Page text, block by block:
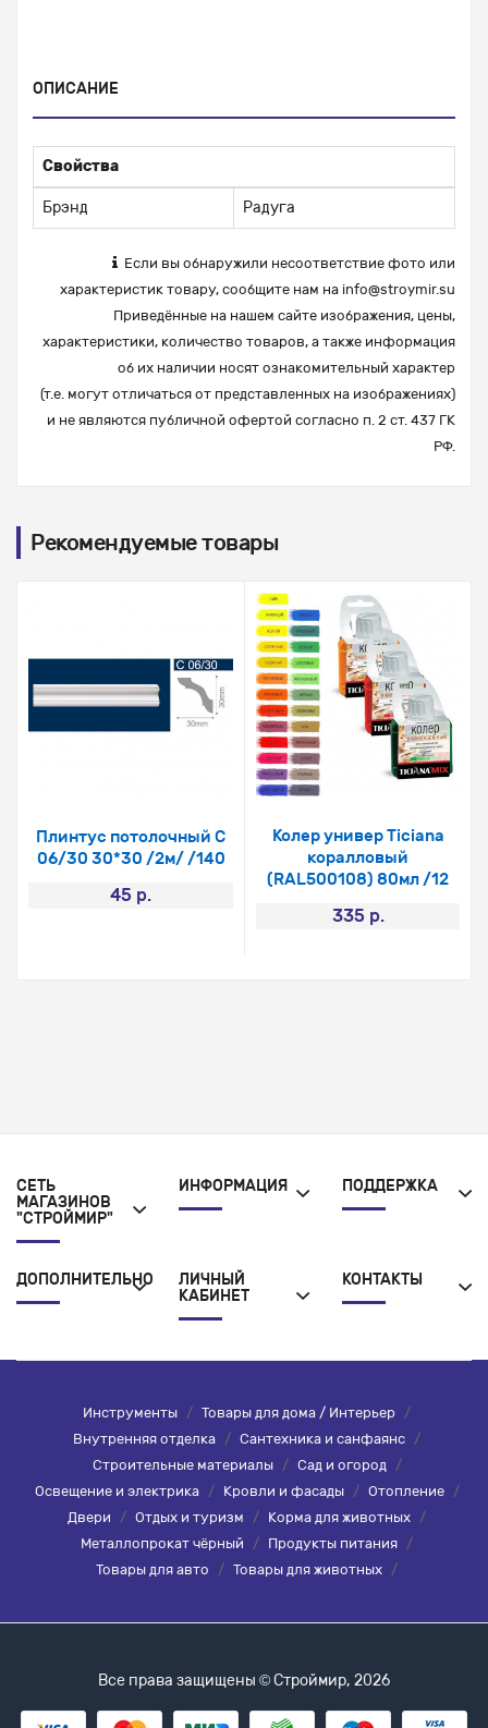
ОПИСАНИЕ
Свойства
Брэнд Радуга
Если вы обнаружили несоответствие фото или
характеристик товару, сообщите нам на info@stroymir.su
Приведённые на нашем сайте изображения, цены,
характеристики, количество товаров, а также информация
об их наличии носят ознакомительный характер
(т.е. могут отличаться от представленных на изображениях)
и не являются публичной офертой согласно п. 2 ст. 437 ГК
РФ.
Рекомендуемые товары
Плинтус потолочный С
06/30 30*30 /2м/ /140
45 р.
Колер универ Ticiana
коралловый
(RAL500108) 80мл /12
335 р.
СЕТЬ
МАГАЗИНОВ
"СТРОЙМИР"
ИНФОРМАЦИЯ ПОДДЕРЖКА
ДОПОЛНИТЕЛЬНО
ЛИЧНЫЙ
КАБИНЕТ
КОНТАКТЫ
Инструменты / Товары для дома / Интерьер /
Внутренняя отделка / Сантехника и санфаянс /
Строительные материалы
/ Сад и огород
/
Освещение и электрика
/ Кровли и фасады / Отопление
/
Двери
/ Отдых и туризм / Корма для животных /
Металлопрокат чёрный
/ Продукты питания /
Товары для авто
/ Товары для животных /
Все права защищены © Строймир, 2026